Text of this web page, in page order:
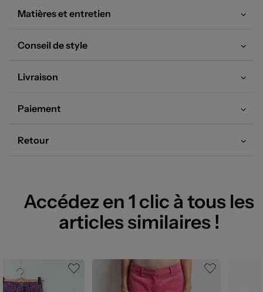
Matières et entretien
Conseil de style
Livraison
Paiement
Retour
Accédez en 1 clic à tous les
articles similaires !